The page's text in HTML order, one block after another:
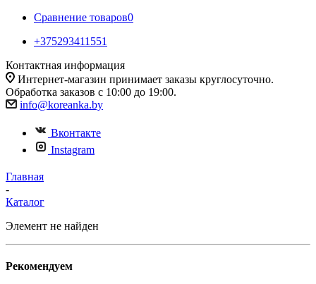
Сравнение товаров0
+375293411551
Контактная информация
Интернет-магазин принимает заказы круглосуточно.
Обработка заказов с 10:00 до 19:00.
info@koreanka.by
Вконтакте
Instagram
Главная
-
Каталог
Элемент не найден
Рекомендуем